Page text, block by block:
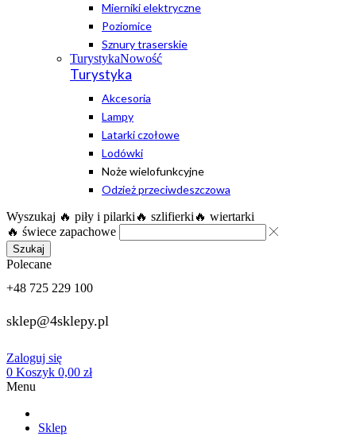
Mierniki elektryczne
Poziomice
Sznury traserskie
TurystykaNowość
Turystyka
Akcesoria
Lampy
Latarki czołowe
Lodówki
Noże wielofunkcyjne
Odzież przeciwdeszczowa
Wyszukaj 🔥 piły i pilarki 🔥 szlifierki 🔥 wiertarki
🔥 świece zapachowe
Szukaj
Polecane
+48 725 229 100
sklep@4sklepy.pl
Zaloguj się
0 Koszyk 0,00 zł
Menu
Sklep